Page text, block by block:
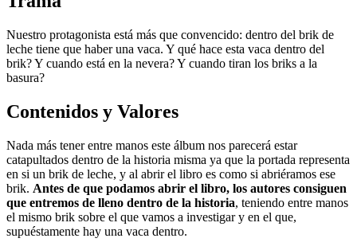
Nuestro protagonista está más que convencido: dentro del brik de
leche tiene que haber una vaca. Y qué hace esta vaca dentro del
brik? Y cuando está en la nevera? Y cuando tiran los briks a la
basura?
Contenidos y Valores
Nada más tener entre manos este álbum nos parecerá estar
catapultados dentro de la historia misma ya que la portada representa
en si un brik de leche, y al abrir el libro es como si abriéramos ese
brik. Antes de que podamos abrir el libro, los autores consiguen
que entremos de lleno dentro de la historia, teniendo entre manos
el mismo brik sobre el que vamos a investigar y en el que,
supuéstamente hay una vaca dentro.